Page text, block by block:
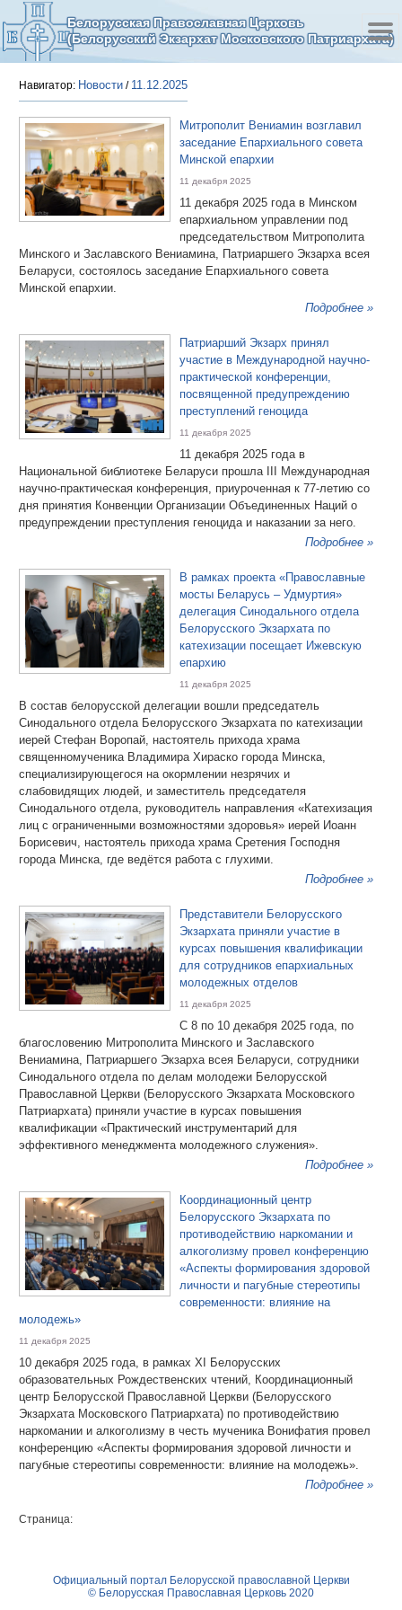
Белорусская Православная Церковь
(Белорусский Экзархат Московского Патриархата)
Навигатор: Новости / 11.12.2025
Митрополит Вениамин возглавил
заседание Епархиального совета
Минской епархии
11 декабря 2025
11 декабря 2025 года в Минском
епархиальном управлении под
председательством Митрополита
Минского и Заславского Вениамина, Патриаршего Экзарха всея
Беларуси, состоялось заседание Епархиального совета
Минской епархии.
Подробнее »
Патриарший Экзарх принял
участие в Международной научно-
практической конференции,
посвященной предупреждению
преступлений геноцида
11 декабря 2025
11 декабря 2025 года в
Национальной библиотеке Беларуси прошла III Международная
научно-практическая конференция, приуроченная к 77-летию со
дня принятия Конвенции Организации Объединенных Наций о
предупреждении преступления геноцида и наказании за него.
Подробнее »
В рамках проекта «Православные
мосты Беларусь – Удмуртия»
делегация Синодального отдела
Белорусского Экзархата по
катехизации посещает Ижевскую
епархию
11 декабря 2025
В состав белорусской делегации вошли председатель
Синодального отдела Белорусского Экзархата по катехизации
иерей Стефан Воропай, настоятель прихода храма
священномученика Владимира Хираско города Минска,
специализирующегося на окормлении незрячих и
слабовидящих людей, и заместитель председателя
Синодального отдела, руководитель направления «Катехизация
лиц с ограниченными возможностями здоровья» иерей Иоанн
Борисевич, настоятель прихода храма Сретения Господня
города Минска, где ведётся работа с глухими.
Подробнее »
Представители Белорусского
Экзархата приняли участие в
курсах повышения квалификации
для сотрудников епархиальных
молодежных отделов
11 декабря 2025
С 8 по 10 декабря 2025 года, по
благословению Митрополита Минского и Заславского
Вениамина, Патриаршего Экзарха всея Беларуси, сотрудники
Синодального отдела по делам молодежи Белорусской
Православной Церкви (Белорусского Экзархата Московского
Патриархата) приняли участие в курсах повышения
квалификации «Практический инструментарий для
эффективного менеджмента молодежного служения».
Подробнее »
Координационный центр
Белорусского Экзархата по
противодействию наркомании и
алкоголизму провел конференцию
«Аспекты формирования здоровой
личности и пагубные стереотипы
современности: влияние на
молодежь»
11 декабря 2025
10 декабря 2025 года, в рамках XI Белорусских
образовательных Рождественских чтений, Координационный
центр Белорусской Православной Церкви (Белорусского
Экзархата Московского Патриархата) по противодействию
наркомании и алкоголизму в честь мученика Вонифатия провел
конференцию «Аспекты формирования здоровой личности и
пагубные стереотипы современности: влияние на молодежь».
Подробнее »
Страница:
Официальный портал Белорусской православной Церкви
© Белорусская Православная Церковь 2020